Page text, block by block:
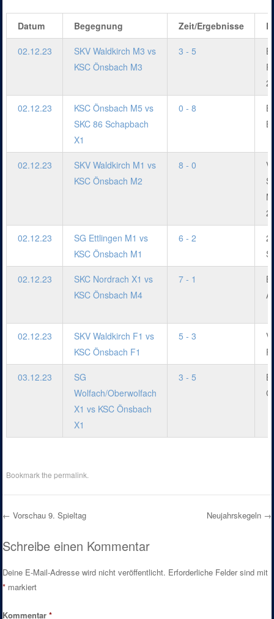
Datum Begegnung Zeit/Ergebnisse
02.12.23
SKV Waldkirch M3 vs
KSC Önsbach M3
3 - 5
02.12.23
KSC Önsbach M5 vs
SKC 86 Schapbach
X1
0 - 8
02.12.23
SKV Waldkirch M1 vs
KSC Önsbach M2
8 - 0
02.12.23
SG Ettlingen M1 vs
KSC Önsbach M1
6 - 2
02.12.23
SKC Nordrach X1 vs
KSC Önsbach M4
7 - 1
A
02.12.23
SKV Waldkirch F1 vs
KSC Önsbach F1
5 - 3
03.12.23
SG
Wolfach/Oberwolfach
X1 vs KSC Önsbach
X1
3 - 5
Bookmark thepermalink
Post navigation
← Vorschau 9. Spieltag Neujahrskegeln →
Schreibe einen Kommentar
Deine E-Mail-Adresse wird nicht veröffentlicht. Erforderliche Felder sind mit
* markiert
Kommentar*